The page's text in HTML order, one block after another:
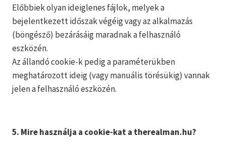
Előbbiek olyan ideiglenes fájlok, melyek a
bejelentkezett időszak végéig vagy az alkalmazás
(böngésző) bezárásáig maradnak a felhasználó
eszközén.
Az állandó cookie-k pedig a paraméterükben
meghatározott ideig (vagy manuális törésükig) vannak
jelen a felhasználó eszközén.
5. Mire használja a cookie-kat a therealman.hu?